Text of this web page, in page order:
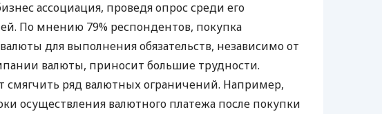
ассоциация, проведя опрос среди его
По мнению 79% респондентов, покупка
для выполнения обязательств, независимо от
валюты, приносит большие трудности.
смягчить ряд валютных ограничений. Например,
осуществления валютного платежа после покупки